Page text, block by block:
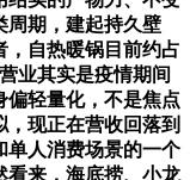
周期，建起持久壁
，自热暖锅目前约占
业其实是疫情期间
偏轻量化，不是焦点
现正在营收回落到
单人消费场景的一个
看来，海底捞、小龙